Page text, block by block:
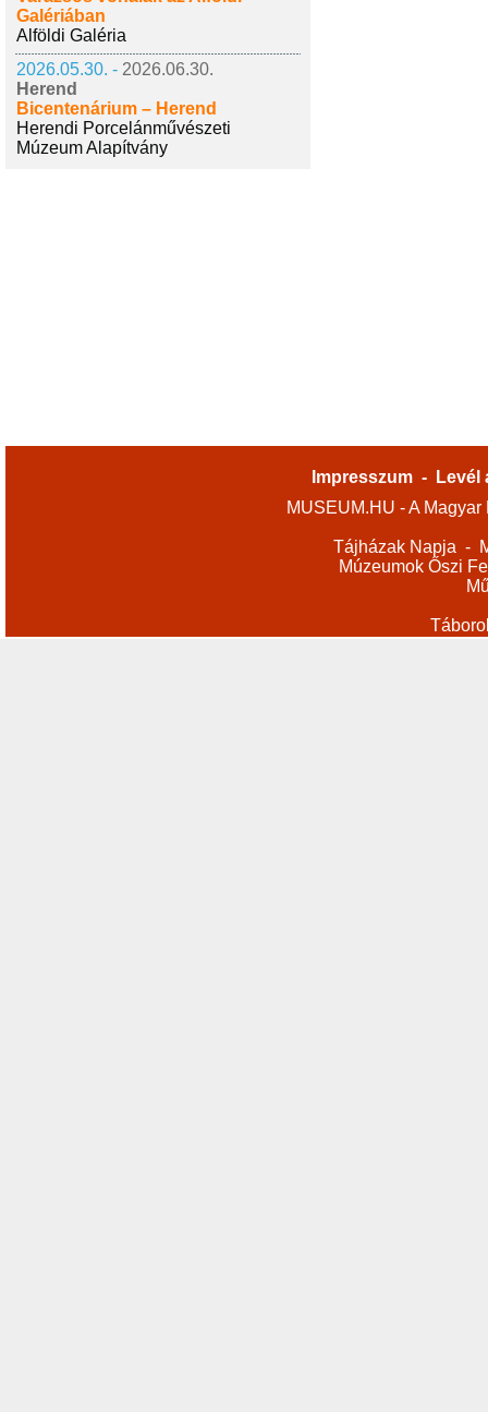
Galériában
Alföldi Galéria
2026.05.30. - 2026.06.30.
Herend
Bicentenárium – Herend
Herendi Porcelánművészeti
Múzeum Alapítvány
Impresszum -
Levél
MUSEUM.HU - A
Tájházak Napja -
Múzeumok Őszi